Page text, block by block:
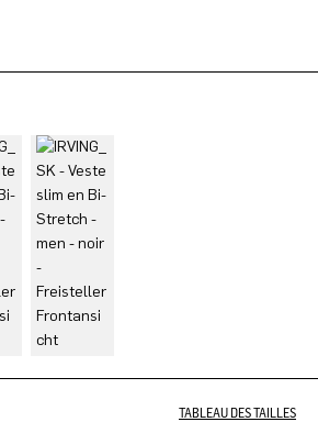
TABLEAU DES TAILLES